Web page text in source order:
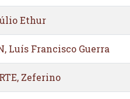
Ethur
Luís Francisco Guerra
Zeferino